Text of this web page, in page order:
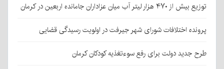
توزیع بیش از ۴۷۰ هزار لیتر آب میان عزاداران جامانده اربعین در کرمان
پرونده اختلافات شورای شهر جیرفت در اولویت رسیدگی قضایی
طرح جدید دولت برای رفع سوءتغذیه کودکان کرمان